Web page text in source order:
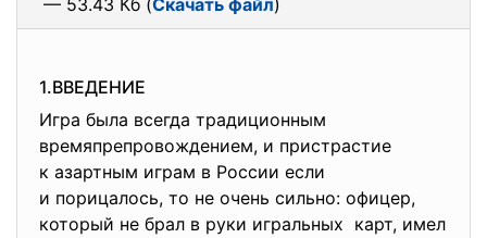
— 53.43 Кб (Скачать файл)
1.ВВЕДЕНИЕ
Игра была всегда традиционным
времяпрепровождением, и пристрастие
к азартным играм в России если
и порицалось, то не очень сильно: офицер,
который не брал в руки игральных карт, имел